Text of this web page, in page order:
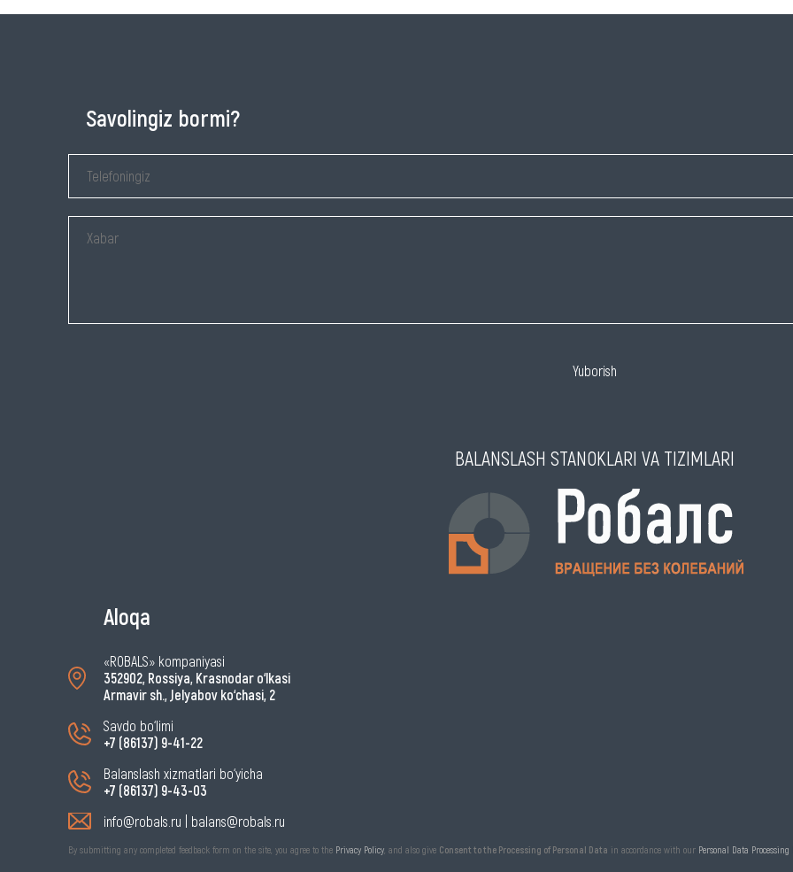
Savolingiz bormi?
Yuborish
BALANSLASH STANOKLARI VA TIZIMLARI
Aloqa
«ROBALS» kompaniyasi
352902, Rossiya, Krasnodar o‘lkasi
Armavir sh., Jelyabov ko‘chasi, 2
Savdo bo‘limi
+7 (86137) 9-41-22
Balanslash xizmatlari bo‘yicha
+7 (86137) 9-43-03
info@robals.ru
balans@robals.ru
By submitting any completed feedback form on the site, you agree to the Privacy Policy , and also give Consent to the Processing of Personal Data in accordance with our Personal Data Processing